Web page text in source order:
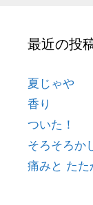
最近の投
夏じゃや
香り
ついた！
そろそろか
痛みと たた